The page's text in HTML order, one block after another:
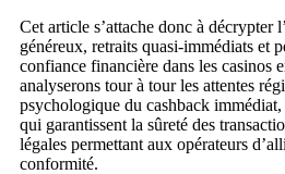
Cet article s’attache donc à décrypter
généreux, retraits quasi‑immédiats et
confiance financière dans les casinos
analyserons tour à tour les attentes
psychologique du cashback
qui garantissent la sûreté des
légales permettant aux opérateurs
conformité.